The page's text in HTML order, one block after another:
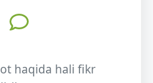
haqida hali fikr